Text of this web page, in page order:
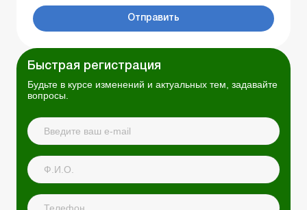
Отправить
Быстрая регистрация
Будьте в курсе изменений и актуальных тем, задавайте
вопросы.